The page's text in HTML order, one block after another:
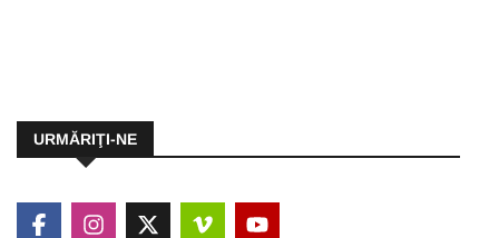
URMĂRIŢI-NE